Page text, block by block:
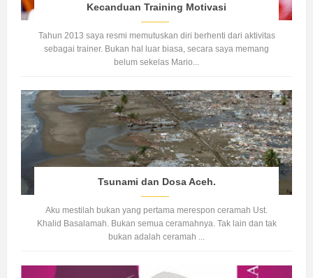
Kecanduan Training Motivasi
Tahun 2013 saya resmi memutuskan diri berhenti dari aktivitas
sebagai trainer. Bukan hal luar biasa, secara saya memang
belum sekelas Mario...
Tsunami dan Dosa Aceh.
Aku mestilah bukan yang pertama merespon ceramah Ust.
Khalid Basalamah. Bukan semua ceramahnya. Tak lain dan tak
bukan adalah ceramah ...